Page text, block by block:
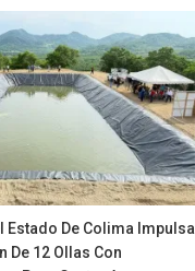
Estado De Colima Impulsa
De 12 Ollas Con